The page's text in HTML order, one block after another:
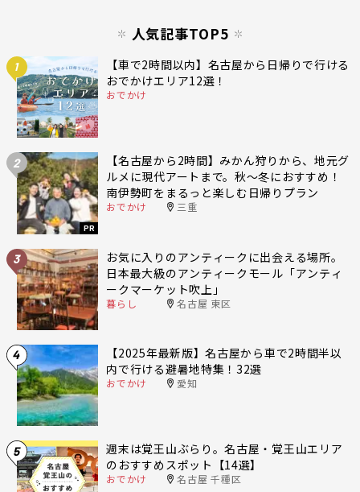
人気記事TOP5
1
【車で2時間以内】名古屋から日帰りで行ける
おでかけエリア12選！
おでかけ
2
PR
【名古屋から2時間】みかん狩りから、地元グ
ルメに現代アートまで。秋〜冬におすすめ！
南伊勢町をまるっと楽しむ日帰りプラン
おでかけ 三重
3
お気に入りのアンティークに出会える場所。
日本最大級のアンティークモール「アンティ
ークマーケット吹上」
暮らし 名古屋 東区
4
【2025年最新版】名古屋から車で2時間半以
内で行ける避暑地特集！32選
おでかけ 愛知
5
週末は覚王山ぶらり。名古屋・覚王山エリア
のおすすめスポット【14選】
おでかけ 名古屋 千種区